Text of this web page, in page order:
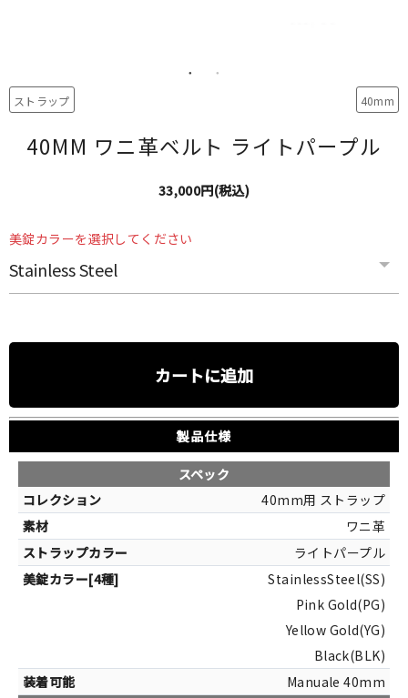
ストラップ 40mm
40MM ワニ革ベルト ライトパープル
33,000円(税込)
美錠カラーを選択してください
カートに追加
製品仕様
スペック
40mm用 ストラップ
ワニ革
ライトパープル
StainlessSteel(SS)
Pink Gold(PG)
Yellow Gold(YG)
Black(BLK)
Manuale 40mm